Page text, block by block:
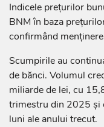
Indicele prețurilor
BNM în baza
confirmând
Scumpirile au
de bănci. Volumul
miliarde de lei, cu
trimestru din 2025 și
luni ale anului trecut.